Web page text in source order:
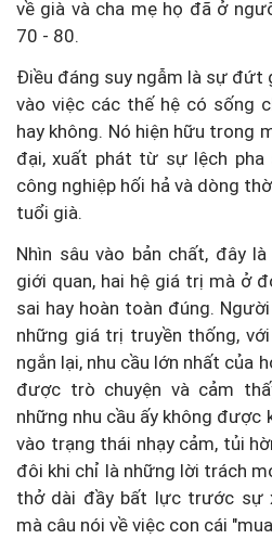
về già và cha mẹ họ đã ở
70 - 80.
Điều đáng suy ngẫm là sự đứt
vào việc các thế hệ có sống
hay không. Nó hiện hữu trong
đại, xuất phát từ sự lệch pha
công nghiệp hối hả và dòng
tuổi già.
Nhìn sâu vào bản chất, đây
giới quan, hai hệ giá trị mà ở
sai hay hoàn toàn đúng.
những giá trị truyền thống,
ngắn lại, nhu cầu lớn nhất của
được trò chuyện và cảm
những nhu cầu ấy không được
vào trạng thái nhạy cảm, tủi
đôi khi chỉ là những lời trách
thở dài đầy bất lực trước sự
mà câu nói về việc con cái